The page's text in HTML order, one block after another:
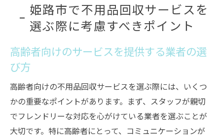
地域密着型の利便性を活かした選択
生態系への配慮を示す業者の特長
高齢者に優しい不用品回収サービスの特徴とは
高齢者割引の有無とその内容
シンプルで分かりやすい手続きが可能
安全対策を重視する業者の選び方
サポート体制が充実した業者を選ぶ理由
姫路市で不用品回収サービスを
選ぶ際に考慮すべきポイント
高齢者向けのサービスを提供する業者の選
び方
高齢者向けの不用品回収サービスを選ぶ際には、いくつ
かの重要なポイントがあります。まず、スタッフが親切
でフレンドリーな対応を心がけている業者を選ぶことが
大切です。特に高齢者にとって、コミュニケーションが